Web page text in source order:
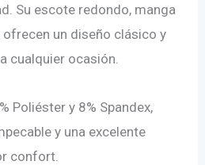
Su escote redondo, manga
un diseño clásico y
cualquier ocasión.
Poliéster y 8% Spandex,
y una excelente
confort.